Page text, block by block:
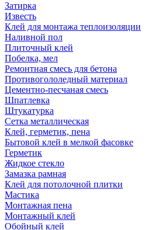
Затирка
Известь
Клей для монтажа теплоизоляции
Наливной пол
Плиточный клей
Побелка, мел
Ремонтная смесь для бетона
Противогололедный материал
Цементно-песчаная смесь
Шпатлевка
Штукатурка
Сетка металлическая
Клей, герметик, пена
Бытовой клей в мелкой фасовке
Герметик
Жидкое стекло
Замазка рамная
Клей для потолочной плитки
Мастика
Монтажная пена
Монтажный клей
Обойный клей